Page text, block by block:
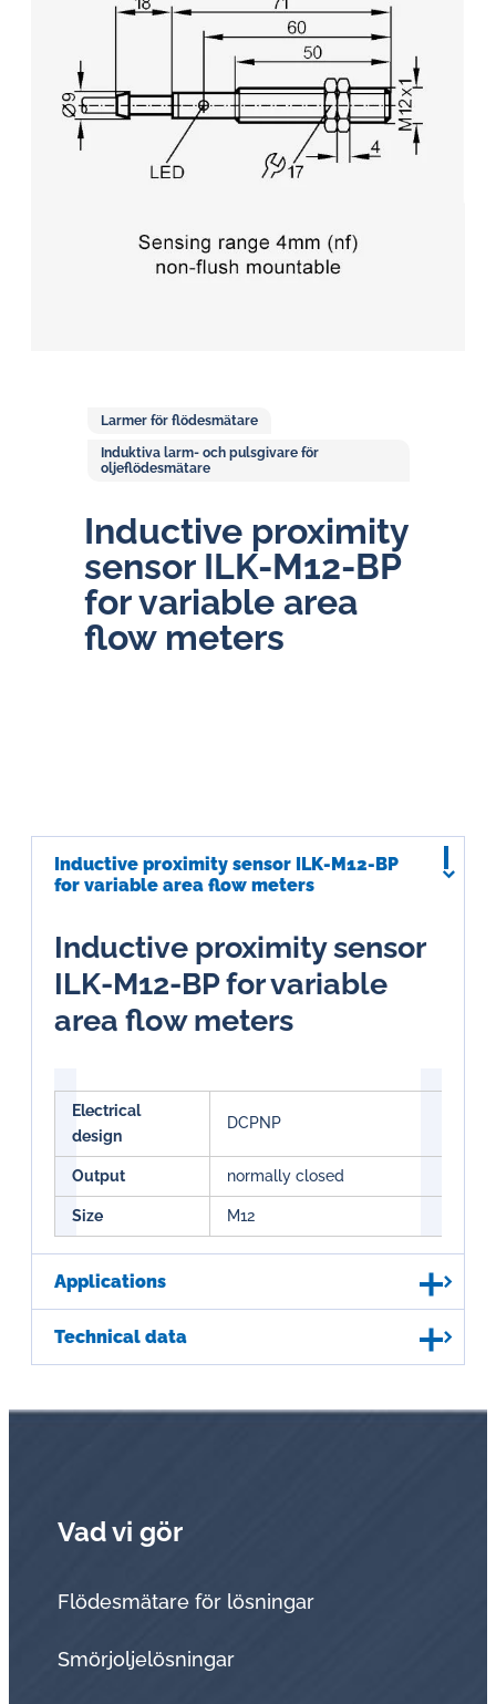
Larmer för flödesmätare
Induktiva larm- och pulsgivare för
oljeflödesmätare
Inductive proximity
sensor ILK-M12-BP
for variable area
flow meters
Inductive proximity sensor ILK-M12-BP
for variable area flow meters
Inductive proximity sensor
ILK-M12-BP for variable
area flow meters
Electrical
design
DCPNP
Output normally closed
Size M12
Applications
Technical data
Vad vi gör
Flödesmätare för lösningar
Smörjoljelösningar